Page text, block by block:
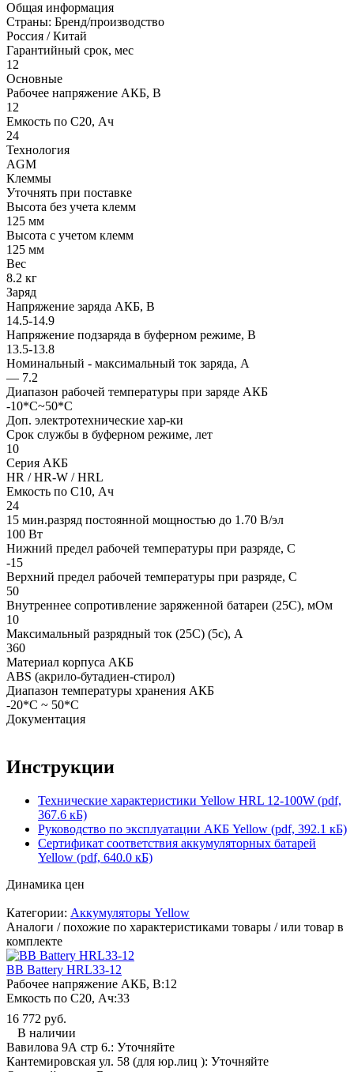
Общая информация
Страны: Бренд/производство
Россия / Китай
Гарантийный срок, мес
12
Основные
Рабочее напряжение АКБ, B
12
Емкость по С20, Ач
24
Технология
AGM
Клеммы
Уточнять при поставке
Высота без учета клемм
125 мм
Высота с учетом клемм
125 мм
Вес
8.2 кг
Заряд
Напряжение заряда АКБ, В
14.5-14.9
Напряжение подзаряда в буферном режиме, В
13.5-13.8
Номинальный - максимальный ток заряда, А
— 7.2
Диапазон рабочей температуры при заряде АКБ
-10*C~50*C
Доп. электротехнические хар-ки
Срок службы в буферном режиме, лет
10
Серия АКБ
HR / HR-W / HRL
Емкость по С10, Ач
24
15 мин.разряд постоянной мощностью до 1.70 В/эл
100 Вт
Нижний предел рабочей температуры при разряде, С
-15
Верхний предел рабочей температуры при разряде, С
50
Внутреннее сопротивление заряженной батареи (25С), мОм
10
Максимальный разрядный ток (25С) (5с), А
360
Материал корпуса АКБ
ABS (акрило-бутадиен-стирол)
Диапазон температуры хранения АКБ
-20*С ~ 50*С
Документация
Инструкции
Технические характеристики Yellow HRL 12-100W (pdf,
367.6 кБ)
Руководство по эксплуатации АКБ Yellow (pdf, 392.1 кБ)
Сертификат соответствия аккумуляторных батарей
Yellow (pdf, 640.0 кБ)
Динамика цен
Категории: Аккумуляторы Yellow
Аналоги / похожие по характеристиками товары / или товар в
комплекте
BB Battery HRL33-12
Рабочее напряжение АКБ, B:12
Емкость по С20, Ач:33
16 772 руб.
В наличии
Вавилова 9А стр 6.: Уточняйте
Кантемировская ул. 58 (для юр.лиц ): Уточняйте